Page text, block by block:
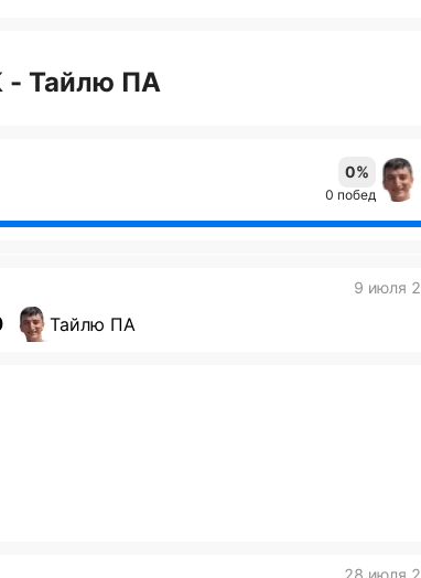
- Тайлю ПА
0%
0 побед
9 июля
Тайлю ПА
28 июля